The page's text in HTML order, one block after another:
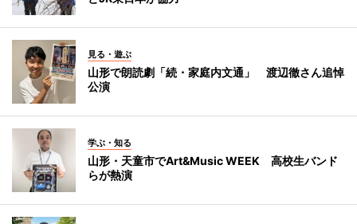
見る・遊ぶ
山形で朗読劇「続・家庭内文通」 渡辺徹さん追悼
公演
学ぶ・知る
山形・天童市でArt&Music WEEK 高校生バンド
らが熱演